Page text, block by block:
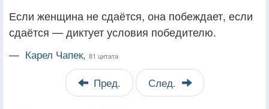
Если женщина не сдаётся, она побеждает, если
сдаётся — диктует условия победителю.
— Карел Чапек, 81 цитата
Пред. След.